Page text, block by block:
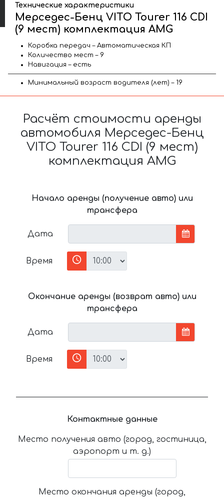
Технические характеристики
Мерседес-Бенц VITO Tourer 116 CDI
(9 мест) комплектация AMG
Коробка передач – Автоматическая КП
Количество мест – 9
Навигация – есть
Минимальный возраст водителя (лет) – 19
Расчёт стоимости аренды
автомобиля Мерседес-Бенц
VITO Tourer 116 CDI (9 мест)
комплектация AMG
Начало аренды (получение авто) или
трансфера
Дата
Время
Окончание аренды (возврат авто) или
трансфера
Дата
Время
Контактные данные
Место получения авто (город, гостиница,
аэропорт и т. д.)
Место окончания аренды (город,